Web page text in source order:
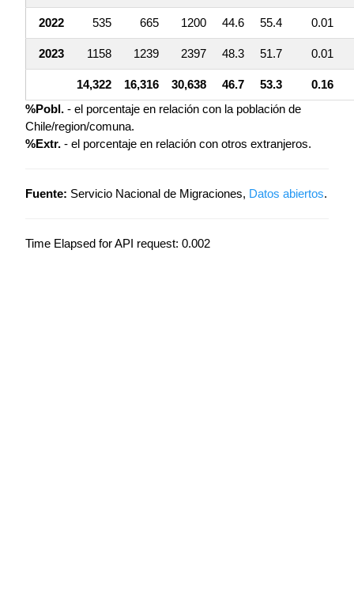
2022 535 665 1200 44.6 55.4 0.01
2023 1158 1239 2397 48.3 51.7 0.01
14,322 16,316 30,638 46.7 53.3
0.16
%Pobl. - el porcentaje en relación con la población de
Chile/region/comuna.
%Extr. - el porcentaje en relación con otros extranjeros.
Fuente: Servicio Nacional de Migraciones, Datos abiertos.
Time Elapsed for API request: 0.002